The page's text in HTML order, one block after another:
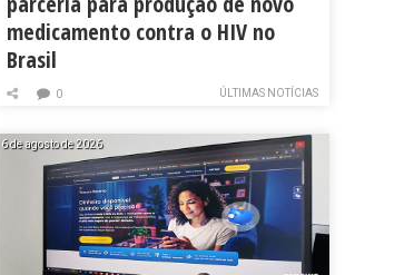
medicamento contra o HIV no
Brasil
ÚLTIMAS NOTÍCIAS
0
6 de agosto de 2026